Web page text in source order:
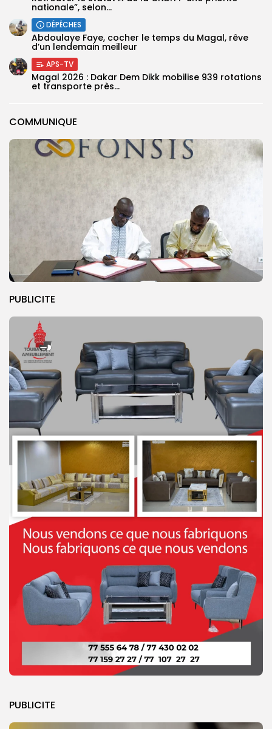
COMMUNIQUE
PUBLICITE
PUBLICITE
nationale”, selon...
DÉPÊCHES
Abdoulaye Faye, cocher le temps du Magal, rêve
d’un lendemain meilleur
APS-TV
Magal 2026 : Dakar Dem Dikk mobilise 939 rotations
et transporte près...